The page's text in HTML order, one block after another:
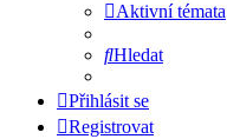
Aktivní témata
Hledat
Přihlásit se
Registrovat